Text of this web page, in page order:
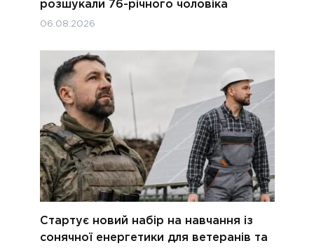
розшукали 76-річного чоловіка
06.08.2026
Стартує новий набір на навчання із
сонячної енергетики для ветеранів та